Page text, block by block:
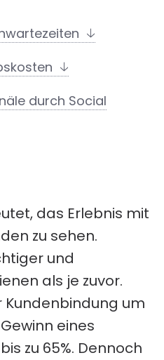
durch Social
das Erlebnis mit
zu sehen.
und
als je zuvor.
Kundenbindung um
eines
zu 65%. Dennoch